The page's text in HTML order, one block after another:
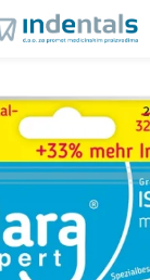
Login
password to login.